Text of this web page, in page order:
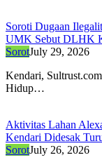
Soroti Dugaan
UMK Sebut DLHK
SorotJuly 29, 2026
Kendari,
Hidup…
Aktivitas Lahan
Kendari Didesak
SorotJuly 26, 2026